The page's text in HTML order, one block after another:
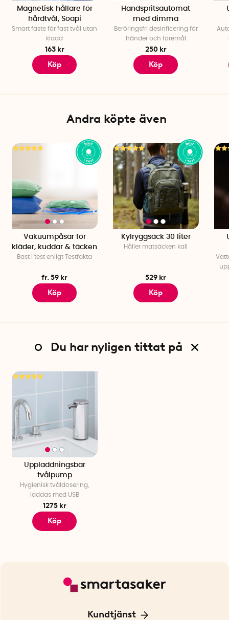
Magnetisk hållare för
hårdtvål, Soapi
Smart fäste för fast tvål utan
kladd
163 kr
Köp
Handspritsautomat
med dimma
Beröringsfri desinficering för
händer och föremål
250 kr
Köp
Andra köpte även
Vakuumpåsar för
kläder, kuddar & täcken
Bäst i test enligt Testfakta
fr. 59 kr
Köp
Kylryggsäck 30 liter
Håller matsäcken kall
529 kr
Köp
Du har nyligen tittat på
Uppladdningsbar
tvålpump
Hygienisk tvåldosering,
laddas med USB
1275 kr
Köp
Kundtjänst